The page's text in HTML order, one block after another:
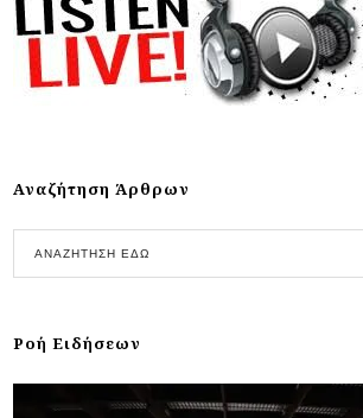
Αναζήτηση Άρθρων
Ροή Ειδήσεων